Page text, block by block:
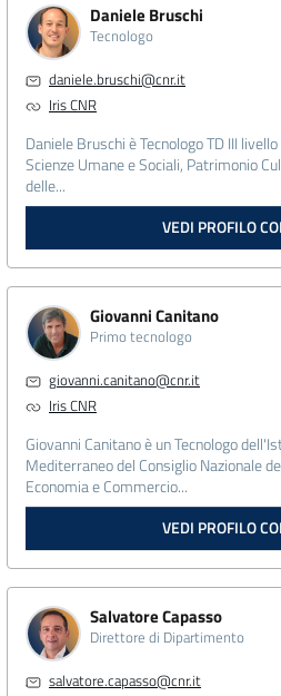
Daniele Bruschi
Tecnologo
daniele.bruschi@cnr.it
Iris CNR
Daniele Bruschi è Tecnologo TD III
Scienze Umane e Sociali, Patrimonio
delle...
VEDI PROFILO
Giovanni Canitano
Primo tecnologo
giovanni.canitano@cnr.it
Iris CNR
Giovanni Canitano è un Tecnologo
Mediterraneo del Consiglio Nazionale
Economia e Commercio...
VEDI PROFILO
Salvatore Capasso
Direttore di Dipartimento
salvatore.capasso@cnr.it